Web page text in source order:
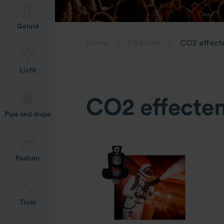
Geluid
Licht
Pipe and drape
Podium
Truss
CO2
CO2